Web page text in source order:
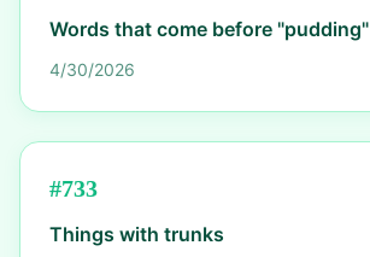
Words that come before "pudding"
4/30/2026
#733
Things with trunks